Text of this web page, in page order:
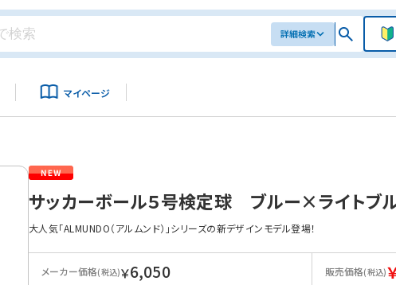
詳細検索
マイページ
サッカーボール５号検定球 ブルー×ライトブ
大人気「ALMUNDO（アルムンド）」シリーズの新デザインモデル登場！
メーカー価格(税込)￥6,050 販売価格(税込)